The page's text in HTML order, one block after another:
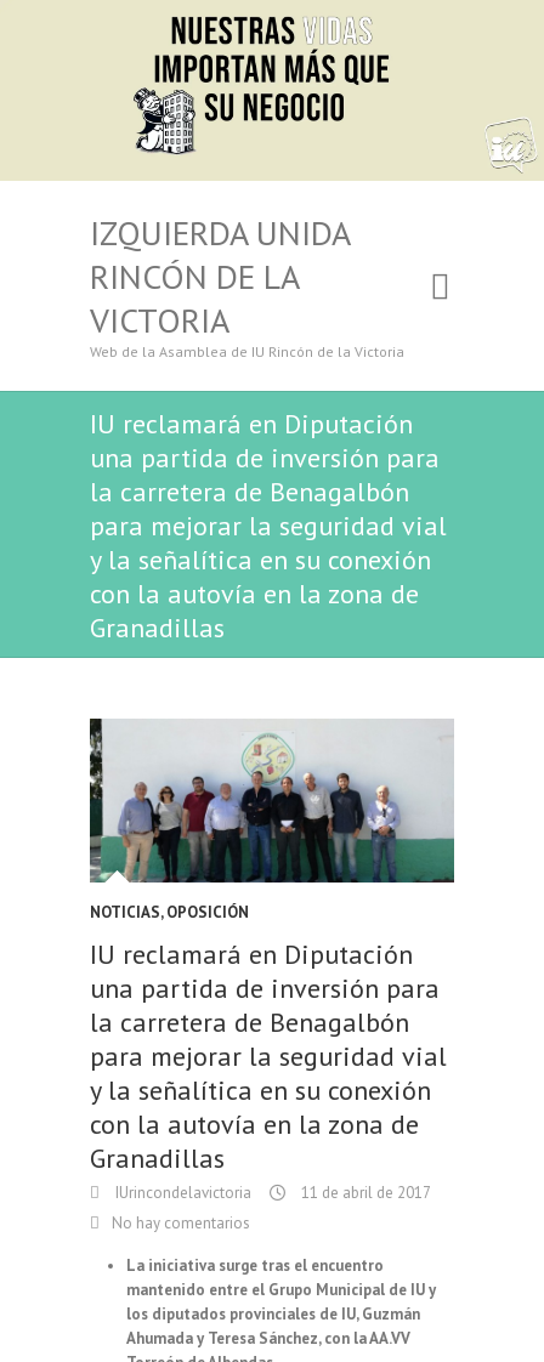
IZQUIERDA UNIDA
RINCÓN DE LA
VICTORIA
Web de la Asamblea de IU Rincón de la Victoria
IU reclamará en Diputación
una partida de inversión para
la carretera de Benagalbón
para mejorar la seguridad vial
y la señalítica en su conexión
con la autovía en la zona de
Granadillas
NOTICIAS,OPOSICIÓN
IU reclamará en Diputación
una partida de inversión para
la carretera de Benagalbón
para mejorar la seguridad vial
y la señalítica en su conexión
con la autovía en la zona de
Granadillas
IUrincondelavictoria
11 de abril de 2017
No hay comentarios
La iniciativa surge tras el encuentro
mantenido entre el Grupo Municipal de IU y
los diputados provinciales de IU, Guzmán
Ahumada y Teresa Sánchez, con la AA.VV